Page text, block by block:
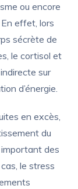
ou encore
effet, lors
sécrète de
le cortisol et
sur
d’énergie.
en excès,
du
des
le stress